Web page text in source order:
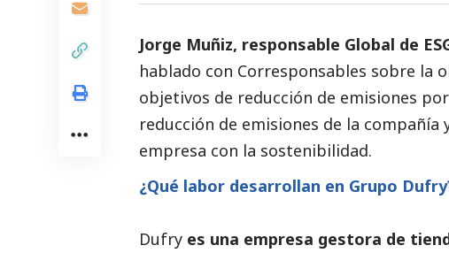
Jorge Muñiz, responsable Global de
hablado con Corresponsables sobre la
objetivos de reducción de emisiones
reducción de emisiones de la
empresa con la sostenibilidad.
¿Qué labor desarrollan en Grupo
Dufry es una empresa gestora de